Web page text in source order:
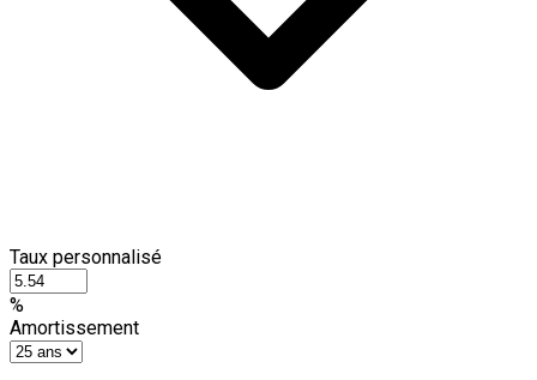
Taux personnalisé
%
Amortissement